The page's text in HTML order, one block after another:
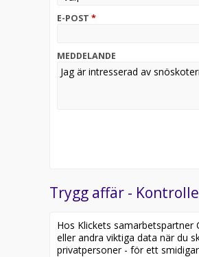
E-POST *
MEDDELANDE
Trygg affär -
Hos Klickets samarbetspartner
eller andra viktiga data när du
privatpersoner - för ett